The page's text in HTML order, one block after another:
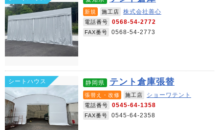
新規 施工店 株式会社善心
電話番号 0568-54-2772
FAX番号 0568-54-2773
シートハウス 静岡県 テント倉庫張替
張替え・改修 施工店 ショーワテント
電話番号 0545-64-1358
FAX番号 0545-64-2358